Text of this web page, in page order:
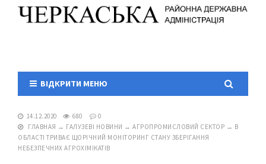
ВІДКРИТИ МЕНЮ
14.12.2020 680
0
ГЛАВНАЯ → ГАЛУЗЕВІ НОВИНИ → АГРОПРОМИСЛОВИЙ СЕКТОР → В
ОБЛАСТІ ТРИВАЄ ЩОРІЧНИЙ МОНІТОРИНГ СТАНУ ЗБЕРІГАННЯ
НЕБЕЗПЕЧНИХ АГРОХІМІКАТІВ